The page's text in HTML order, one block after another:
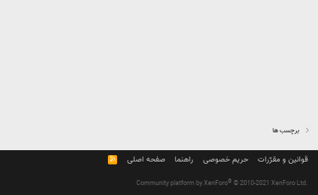
برچسب ها
قوانین و مقرّرات حریم خصوصی راهنما صفحه اصلی
R
S
Community platform by XenForo® © 2010-2021 XenForo Ltd.